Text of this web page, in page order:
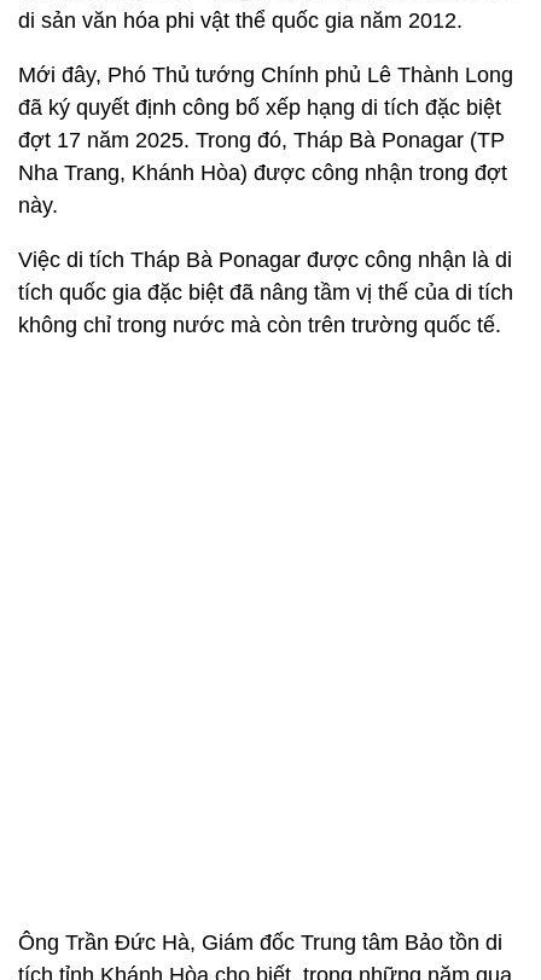
di sản văn hóa phi vật thể quốc gia năm 2012.
Mới đây, Phó Thủ tướng Chính phủ Lê Thành Long
đã ký quyết định công bố xếp hạng di tích đặc biệt
đợt 17 năm 2025. Trong đó, Tháp Bà Ponagar (TP
Nha Trang, Khánh Hòa) được công nhận trong đợt
này.
Việc di tích Tháp Bà Ponagar được công nhận là di
tích quốc gia đặc biệt đã nâng tầm vị thế của di tích
không chỉ trong nước mà còn trên trường quốc tế.
Ông Trần Đức Hà, Giám đốc Trung tâm Bảo tồn di
tích tỉnh Khánh Hòa cho biết, trong những năm qua,